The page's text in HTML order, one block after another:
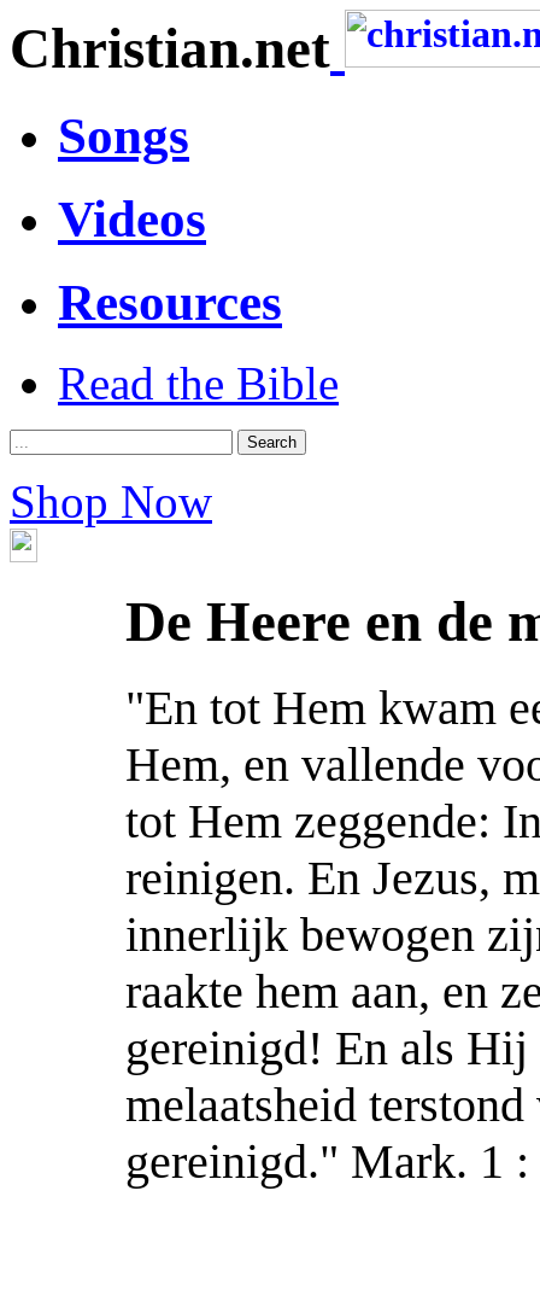
Christian.net
Songs
Videos
Resources
Read the Bible
Shop Now
De Heere en de
"En tot Hem kwam
Hem, en vallende
tot Hem zeggende:
reinigen. En Jezus,
innerlijk bewogen
raakte hem aan, en
gereinigd! En als Hij
melaatsheid
gereinigd." Mark. 1 :